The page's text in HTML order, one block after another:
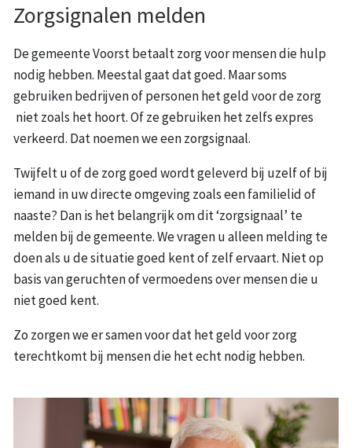
Zorgsignalen melden
De gemeente Voorst betaalt zorg voor mensen die hulp
nodig hebben. Meestal gaat dat goed. Maar soms
gebruiken bedrijven of personen het geld voor de zorg
niet zoals het hoort. Of ze gebruiken het zelfs expres
verkeerd. Dat noemen we een zorgsignaal.
Twijfelt u of de zorg goed wordt geleverd bij uzelf of bij
iemand in uw directe omgeving zoals een familielid of
naaste? Dan is het belangrijk om dit ‘zorgsignaal’ te
melden bij de gemeente. We vragen u alleen melding te
doen als u de situatie goed kent of zelf ervaart. Niet op
basis van geruchten of vermoedens over mensen die u
niet goed kent.
Zo zorgen we er samen voor dat het geld voor zorg
terechtkomt bij mensen die het echt nodig hebben.